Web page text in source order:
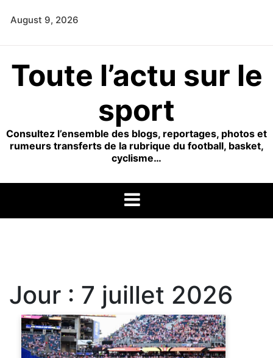
August 9, 2026
Toute l’actu sur le
sport
Consultez l’ensemble des blogs, reportages, photos et
rumeurs transferts de la rubrique du football, basket,
cyclisme…
Jour : 7 juillet 2026